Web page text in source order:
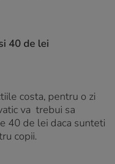
40 de lei
costa, pentru o zi
va trebui sa
40 de lei daca sunteti
copii.